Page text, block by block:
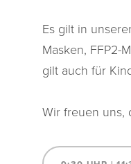
Es gilt in
Masken, FFP2-
gilt auch für
Wir freuen uns,